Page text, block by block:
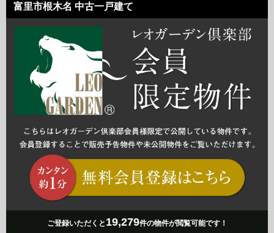
富里市根木名 中古一戸建て
ご登録いただくと 19,279件の物件が閲覧可能です！